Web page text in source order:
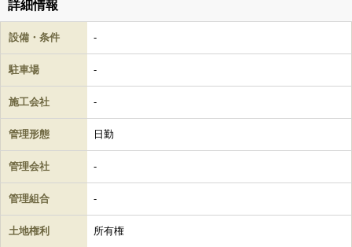
詳細情報
設備・条件 -
駐車場 -
施工会社 -
管理形態 日勤
管理会社 -
管理組合 -
土地権利 所有権